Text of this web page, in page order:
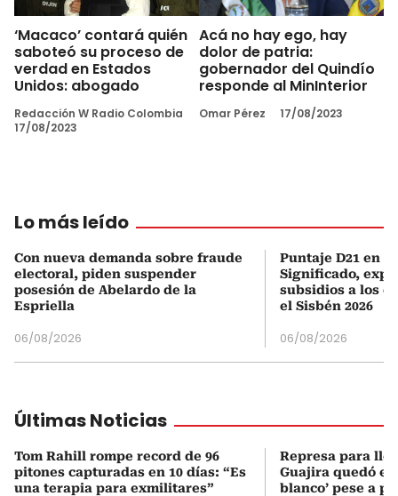
‘Macaco’ contará quién
saboteó su proceso de
verdad en Estados
Unidos: abogado
Redacción W Radio Colombia
17/08/2023
Acá no hay ego, hay
dolor de patria:
gobernador del Quindío
responde al MinInterior
Omar Pérez 17/08/2023
Lo más leído
Con nueva demanda sobre fraude
electoral, piden suspender
posesión de Abelardo de la
Espriella
06/08/2026
Puntaje D21 en
Significado,
subsidios a los
el Sisbén 2026
06/08/2026
Últimas Noticias
Tom Rahill rompe record de 96
pitones capturadas en 10 días: “Es
una terapia para exmilitares”
Represa para
Guajira quedó en
blanco’ pese a